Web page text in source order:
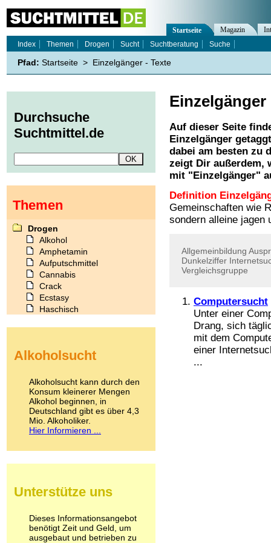
Einzelgänger
Auf dieser Seite
Einzelgänger
dabei am besten zu
zeigt Dir außerdem,
mit " Einzelgänger"
Definition
Gemeinschaften wie
sondern alleine jagen
Allgemeinbildung
Dunkelziffer
Vergleichsgruppe
Computersucht
Unter einer
Drang, sich
mit dem
einer
...
Startseite Magazin
Index
Themen Drogen Sucht Suchtberatung Suche
Pfad: Startseite > Einzelgänger - Texte
Durchsuche
Suchtmittel.de
Themen
Drogen
Alkohol
Amphetamin
Aufputschmittel
Cannabis
Crack
Ecstasy
Haschisch
Kokain
LSD
Marihuana
Medikamente
Meskalin
Metamphetamin
Methadon
Pilze
Psychopharmaka
Schlafmittel
Schmerzmittel
Alkoholsucht
Alkoholsucht kann durch den
Konsum kleinerer Mengen
Alkohol beginnen, in
Deutschland gibt es über 4,3
Mio. Alkoholiker.
Hier Informieren ...
Unterstütze uns
Dieses Informationsangebot
benötigt Zeit und Geld, um
ausgebaut und betrieben zu